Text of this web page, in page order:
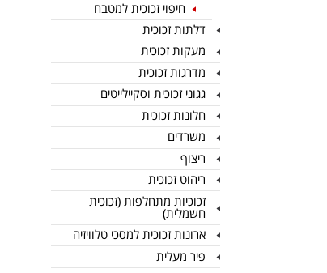
חיפוי זכוכית למטבח
דלתות זכוכית
מעקות זכוכית
מדרגות זכוכית
גגוני זכוכית וסקיילייטים
חלונות זכוכית
משרדים
ריצוף
ריהוט זכוכית
זכוכיות מתחלפות (זכוכית
חשמלית)
ארונות זכוכית למסכי טלוויזיה
פיר מעלית